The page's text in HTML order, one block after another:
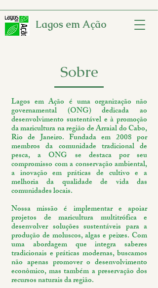
Lagos em Ação
Sobre
Lagos em Ação é uma organização não
governamental (ONG) dedicada ao
desenvolvimento sustentável e à promoção
da maricultura na região de Arraial do Cabo,
Rio de Janeiro. Fundada em 2008 por
membros da comunidade tradicional de
pesca, a ONG se destaca por seu
compromisso com a conservação ambiental,
a inovação em práticas de cultivo e a
melhoria da qualidade de vida das
comunidades locais.
Nossa missão é implementar e apoiar
projetos de maricultura multitrófica e
desenvolver soluções sustentáveis para a
produção de moluscos, algas e peixes. Com
uma abordagem que integra saberes
tradicionais e práticas modernas, buscamos
não apenas promover o desenvolvimento
econômico, mas também a preservação dos
recursos naturais da região.